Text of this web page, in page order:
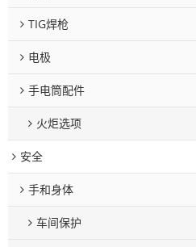
TIG焊枪
电极
手电筒配件
火炬选项
安全
手和身体
车间保护